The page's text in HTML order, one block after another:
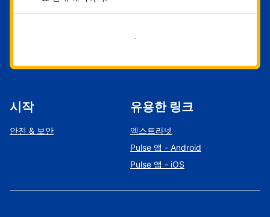
지금 시작하기
시작
안전 & 보안
유용한 링크
엑스트라넷
Pulse 앱 - Android
Pulse 앱 - iOS